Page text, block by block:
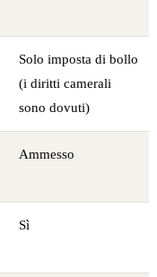
Solo imposta di bollo
(i diritti camerali
sono dovuti)
Ammesso
Sì